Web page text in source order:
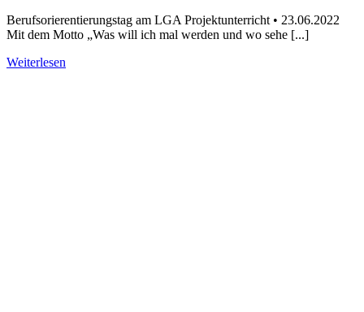
Berufsorierentierungstag am LGA Projektunterricht • 23.06.2022
Mit dem Motto „Was will ich mal werden und wo sehe [...]
Weiterlesen